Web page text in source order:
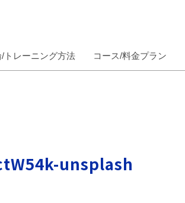
トレーニング方法 コース/料金プラン
unsplash